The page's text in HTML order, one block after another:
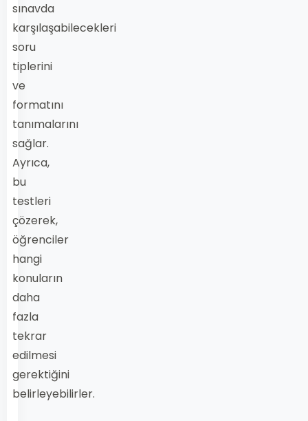
sınavda
karşılaşabilecekleri
soru
tiplerini
ve
formatını
tanımalarını
sağlar.
Ayrıca,
bu
testleri
çözerek,
öğrenciler
hangi
konuların
daha
fazla
tekrar
edilmesi
gerektiğini
belirleyebilirler.